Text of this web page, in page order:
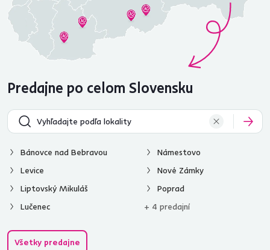
Predajne po celom Slovensku
Bánovce nad Bebravou
Levice
Liptovský Mikuláš
Lučenec
Námestovo
Nové Zámky
Poprad
+ 4 predajní
Všetky predajne